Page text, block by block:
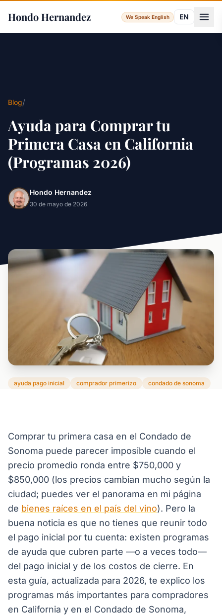
Hondo Hernandez We Speak English EN
Blog/
Ayuda para Comprar tu
Primera Casa en California
(Programas 2026)
Hondo Hernandez
30 de mayo de 2026
ayuda pago inicial comprador primerizo condado de sonoma
Comprar tu primera casa en el Condado de
Sonoma puede parecer imposible cuando el
precio promedio ronda entre $750,000 y
$850,000 (los precios cambian mucho según la
ciudad; puedes ver el panorama en mi página
de bienes raíces en el país del vino). Pero la
buena noticia es que no tienes que reunir todo
el pago inicial por tu cuenta: existen programas
de ayuda que cubren parte —o a veces todo—
del pago inicial y de los costos de cierre. En
esta guía, actualizada para 2026, te explico los
programas más importantes para compradores
en California y en el Condado de Sonoma,